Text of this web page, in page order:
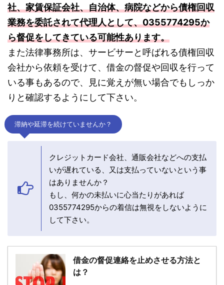
社、家賃保証会社、自治体、病院などから債権回収
業務を委託されて代理人として、0355774295か
ら督促をしてきている可能性あります。
また法律事務所は、サービサーと呼ばれる債権回収
会社から依頼を受けて、借金の督促や回収を行って
いる事もあるので、見に覚えが無い場合でもしっか
りと確認するようにして下さい。
滞納や延滞を続けていませんか？
クレジットカード会社、通販会社などへの支払
いが遅れている、又は支払っていないという事
はありませんか？
もし、何かの未払いに心当たりがあれば
0355774295からの着信は無視をしないように
して下さい。
借金の督促連絡を止めさせる方法と
は？